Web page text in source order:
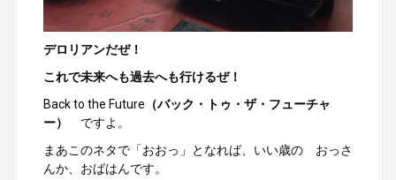
デロリアンだぜ！
これで未来へも過去へも行けるぜ！
Back to the Future （バック・トゥ・ザ・フューチャ
ー） ですよ。
まあこのネタで「おおっ」となれば、いい歳の おっさ
んか、おばはんです。